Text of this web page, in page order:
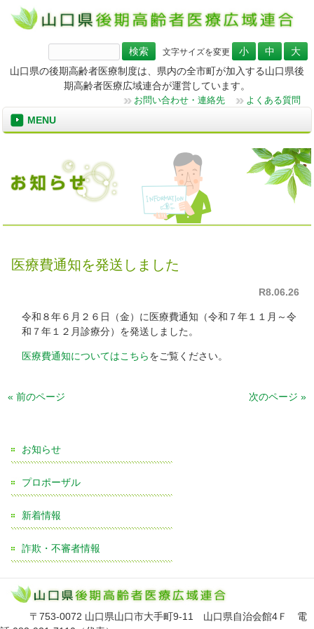
文字サイズを変更
検
索:
山口県の後期高齢者医療制度は、県内の全市町が加入する山口県後
期高齢者医療広域連合が運営しています。
お問い合わせ・連絡先 よくある質問
MENU
医療費通知を発送しました
R8.06.26
令和８年６月２６日（金）に医療費通知（令和７年１１月～令
和７年１２月診療分）を発送しました。
医療費通知についてはこちらをご覧ください。
« 前のページ 次のページ »
お知らせ
プロポーザル
新着情報
詐欺・不審者情報
〒753-0072 山口県山口市大手町9-11 山口県自治会館4Ｆ 電